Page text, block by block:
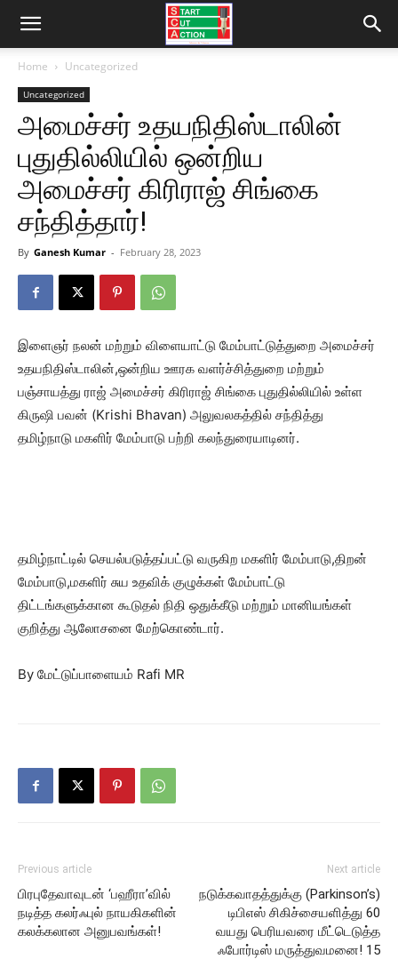
Home Uncategorized
Uncategorized
அமைச்சர் உதயநிதிஸ்டாலின்
புதுதில்லியில் ஒன்றிய
அமைச்சர் கிரிராஜ் சிங்கை
சந்தித்தார்!
By Ganesh Kumar - February 28, 2023
இளைஞர் நலன் மற்றும் விளையாட்டு மேம்பாட்டுத்துறை அமைச்சர்
உதயநிதிஸ்டாலின்,ஒன்றிய ஊரக வளர்ச்சித்துறை மற்றும்
பஞ்சாயத்து ராஜ் அமைச்சர் கிரிராஜ் சிங்கை புதுதில்லியில் உள்ள
கிருஷி பவன் (Krishi Bhavan) அலுவலகத்தில் சந்தித்து
தமிழ்நாடு மகளிர் மேம்பாடு பற்றி கலந்துரையாடினர்.
தமிழ்நாட்டில் செயல்படுத்தப்பட்டு வருகிற மகளிர் மேம்பாடு,திறன்
மேம்பாடு,மகளிர் சுய உதவிக் குழுக்கள் மேம்பாட்டு
திட்டங்களுக்கான கூடுதல் நிதி ஒதுக்கீடு மற்றும் மானியங்கள்
குறித்து ஆலோசனை மேற்கொண்டார்.
By மேட்டுப்பாளையம் Rafi MR
Previous article
பிரபுதேவாவுடன் ‘பஹீரா’வில்
நடித்த கலர்ஃபுல் நாயகிகளின்
கலக்கலான அனுபவங்கள்!
Next article
நடுக்கவாதத்துக்கு (Parkinson’s)
டிபிஎஸ் சிகிச்சையளித்து 60
வயது பெரியவரை மீட்டெடுத்த
ஃபோர்டிஸ் மருத்துவமனை! 15